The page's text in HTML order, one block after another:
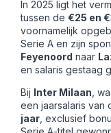
In 2025 ligt het
tussen de €25 en
voornamelijk
Serie A en zijn
Feyenoord naar
en salaris gestaag
Bij Inter Milaan ,
een jaarsalaris van
jaar , exclusief